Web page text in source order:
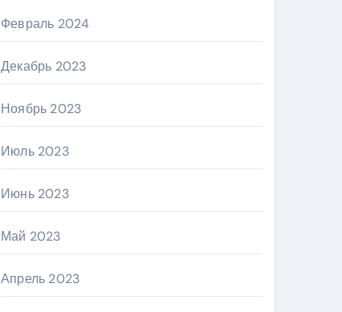
Февраль 2024
Декабрь 2023
Ноябрь 2023
Июль 2023
Июнь 2023
Май 2023
Апрель 2023